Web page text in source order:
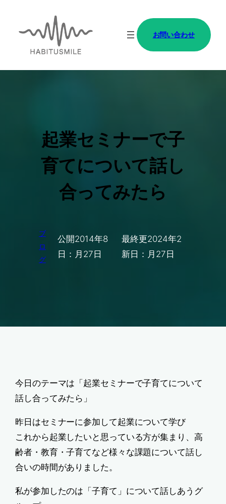
キ
お問い合わせ
起業セミナーで子
育てについて話し
合ってみたら
ブ
ロ
グ
公開
日：
2014年8
月27日
最終更
新日：
2024年2
月27日
今日のテーマは「起業セミナーで子育てについて
話し合ってみたら」
昨日はセミナーに参加して起業について学び
これから起業したいと思っている方が集まり、高
齢者・教育・子育てなど様々な課題について話し
合いの時間がありました。
私が参加したのは「子育て」について話しあうグ